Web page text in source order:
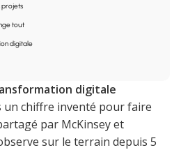
projets
tout
digitale
digitale
un chiffre inventé pour faire
par McKinsey et
sur le terrain depuis 5